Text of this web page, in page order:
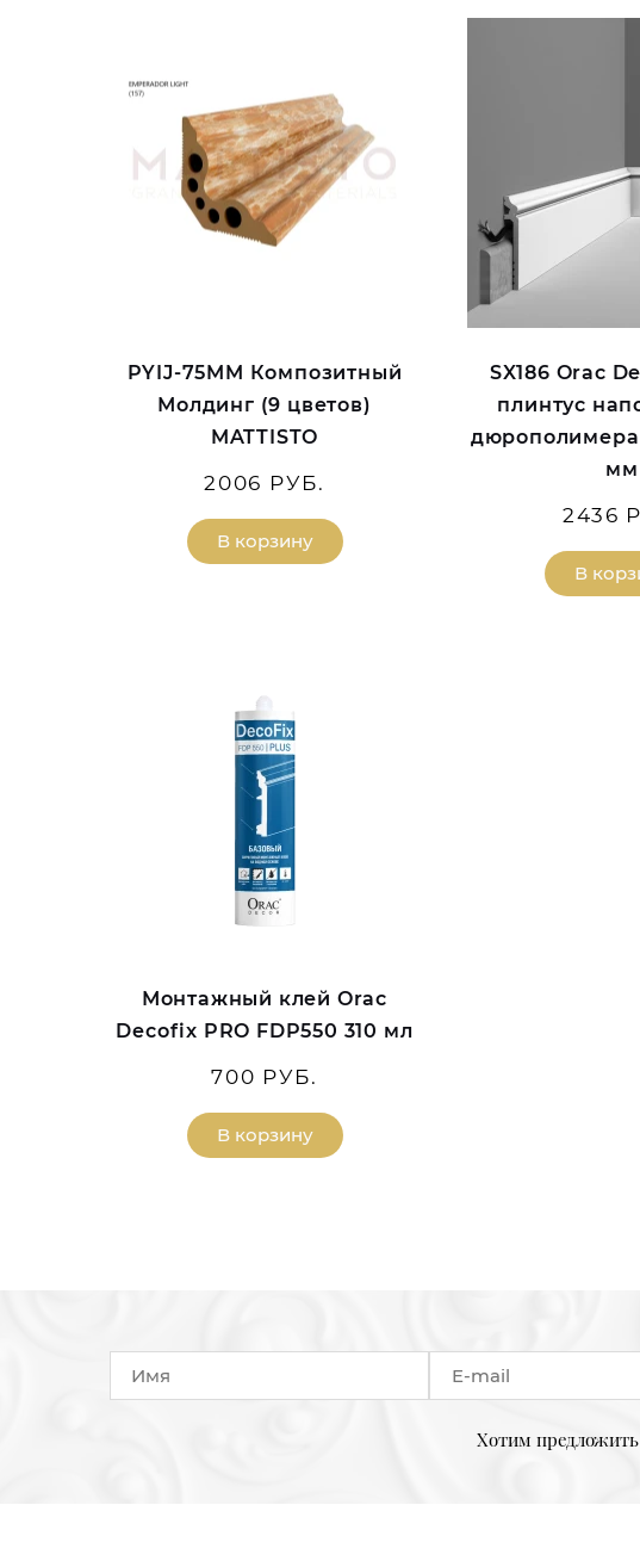
PYIJ-75MM Композитный
Молдинг (9 цветов)
MATTISTO
2006 РУБ.
В корзину
SX186 Orac
плинтус
дюрополимера
мм
2436
В
Монтажный клей Orac
Decofix PRO FDP550 310 мл
700 РУБ.
В корзину
Хотим предложить